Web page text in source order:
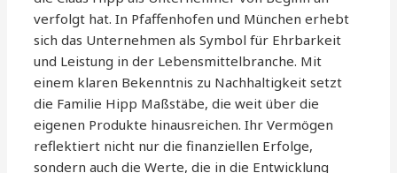
verfolgt hat. In Pfaffenhofen und München erhebt
sich das Unternehmen als Symbol für Ehrbarkeit
und Leistung in der Lebensmittelbranche. Mit
einem klaren Bekenntnis zu Nachhaltigkeit setzt
die Familie Hipp Maßstäbe, die weit über die
eigenen Produkte hinausreichen. Ihr Vermögen
reflektiert nicht nur die finanziellen Erfolge,
sondern auch die Werte, die in die Entwicklung